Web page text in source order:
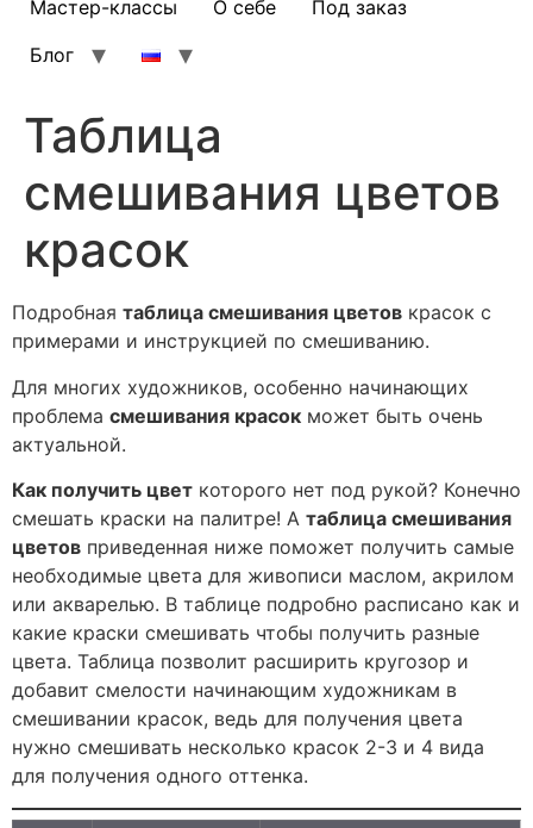
Мастер-классы
О себе
Под заказ
Блог
Таблица
смешивания цветов
красок
Подробная таблица смешивания цветов красок с
примерами и инструкцией по смешиванию.
Для многих художников, особенно начинающих
проблема смешивания красок может быть очень
актуальной.
Как получить цвет которого нет под рукой? Конечно
смешать краски на палитре! А таблица смешивания
цветов приведенная ниже поможет получить самые
необходимые цвета для живописи маслом, акрилом
или акварелью. В таблице подробно расписано как и
какие краски смешивать чтобы получить разные
цвета. Таблица позволит расширить кругозор и
добавит смелости начинающим художникам в
смешивании красок, ведь для получения цвета
нужно смешивать несколько красок 2-3 и 4 вида
для получения одного оттенка.